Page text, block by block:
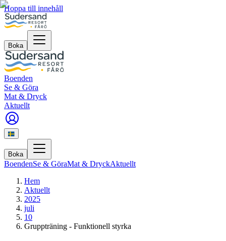
Hoppa till innehåll
Boka
Boenden
Se & Göra
Mat & Dryck
Aktuellt
Boka
BoendenSe & GöraMat & DryckAktuellt
Hem
Aktuellt
2025
juli
10
Gruppträning - Funktionell styrka